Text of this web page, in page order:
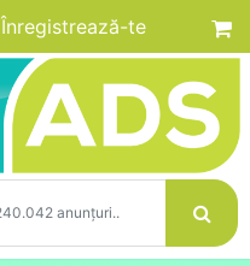
Înregistrează-te